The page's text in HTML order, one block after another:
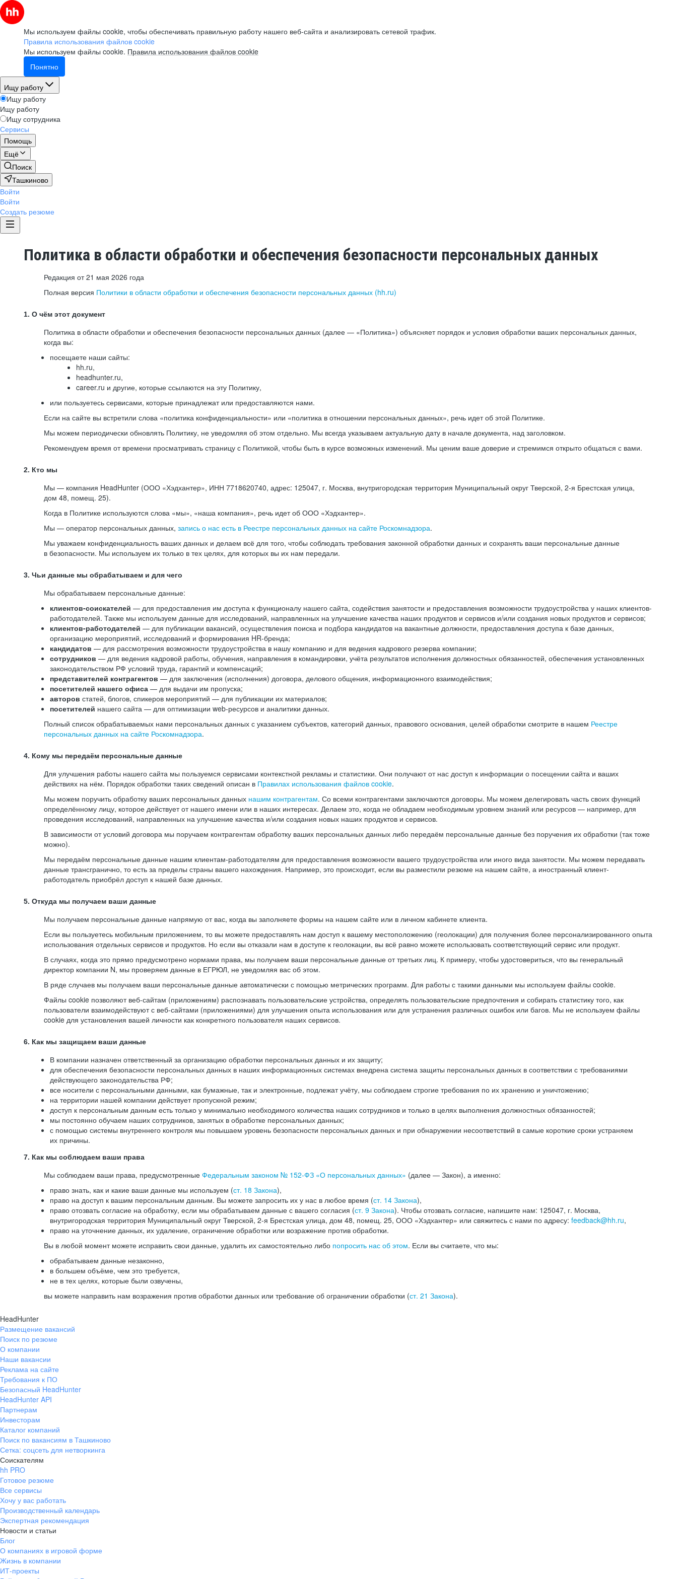
Мы используем файлы cookie, чтобы обеспечивать правильную работу нашего веб-сайта и анализировать сетевой трафик.
Правила использования файлов cookie
Мы используем файлы cookie. Правила использования файлов cookie
Понятно
Ищу работу
Ищу работу
Ищу работу
Ищу сотрудника
Сервисы
Помощь
Ещё
Поиск
Ташкиново
Войти
Войти
Создать резюме
Политика в области обработки и обеспечения безопасности персональных данных
Редакция от 21 мая 2026 года
Полная версия Политики в области обработки и обеспечения безопасности персональных данных (hh.ru)
1. О чём этот документ
Политика в области обработки и обеспечения безопасности персональных данных (далее — «Политика») объясняет порядок и условия обработки ваших персональных данных,
когда вы:
посещаете наши сайты:
hh.ru,
headhunter.ru,
career.ru и другие, которые ссылаются на эту Политику,
или пользуетесь сервисами, которые принадлежат или предоставляются нами.
Если на сайте вы встретили слова «политика конфиденциальности» или «политика в отношении персональных данных», речь идет об этой Политике.
Мы можем периодически обновлять Политику, не уведомляя об этом отдельно. Мы всегда указываем актуальную дату в начале документа, над заголовком.
Рекомендуем время от времени просматривать страницу с Политикой, чтобы быть в курсе возможных изменений. Мы ценим ваше доверие и стремимся открыто общаться с вами.
2. Кто мы
Мы — компания HeadHunter (ООО «Хэдхантер», ИНН 7718620740, адрес: 125047, г. Москва, внутригородская территория Муниципальный округ Тверской, 2-я Брестская улица,
дом 48, помещ. 25).
Когда в Политике используются слова «мы», «наша компания», речь идет об ООО «Хэдхантер».
Мы — оператор персональных данных, запись о нас есть в Реестре персональных данных на сайте Роскомнадзора.
Мы уважаем конфиденциальность ваших данных и делаем всё для того, чтобы соблюдать требования законной обработки данных и сохранять ваши персональные данные
в безопасности. Мы используем их только в тех целях, для которых вы их нам передали.
3. Чьи данные мы обрабатываем и для чего
Мы обрабатываем персональные данные:
клиентов-соискателей — для предоставления им доступа к функционалу нашего сайта, содействия занятости и предоставления возможности трудоустройства у наших клиентов-
работодателей. Также мы используем данные для исследований, направленных на улучшение качества наших продуктов и сервисов и/или создания новых продуктов и сервисов;
клиентов-работодателей — для публикации вакансий, осуществления поиска и подбора кандидатов на вакантные должности, предоставления доступа к базе данных,
организацию мероприятий, исследований и формирования HR-бренда;
кандидатов — для рассмотрения возможности трудоустройства в нашу компанию и для ведения кадрового резерва компании;
сотрудников — для ведения кадровой работы, обучения, направления в командировки, учёта результатов исполнения должностных обязанностей, обеспечения установленных
законодательством РФ условий труда, гарантий и компенсаций;
представителей контрагентов — для заключения (исполнения) договора, делового общения, информационного взаимодействия;
посетителей нашего офиса — для выдачи им пропуска;
авторов статей, блогов, спикеров мероприятий — для публикации их материалов;
посетителей нашего сайта — для оптимизации web-ресурсов и аналитики данных.
Полный список обрабатываемых нами персональных данных с указанием субъектов, категорий данных, правового основания, целей обработки смотрите в нашем Реестре
персональных данных на сайте Роскомнадзора.
4. Кому мы передаём персональные данные
Для улучшения работы нашего сайта мы пользуемся сервисами контекстной рекламы и статистики. Они получают от нас доступ к информации о посещении сайта и ваших
действиях на нём. Порядок обработки таких сведений описан в Правилах использования файлов cookie.
Мы можем поручить обработку ваших персональных данных нашим контрагентам. Со всеми контрагентами заключаются договоры. Мы можем делегировать часть своих функций
определённому лицу, которое действует от нашего имени или в наших интересах. Делаем это, когда не обладаем необходимым уровнем знаний или ресурсов — например, для
проведения исследований, направленных на улучшение качества и/или создания новых наших продуктов и сервисов.
В зависимости от условий договора мы поручаем контрагентам обработку ваших персональных данных либо передаём персональные данные без поручения их обработки (так тоже
можно).
Мы передаём персональные данные нашим клиентам-работодателям для предоставления возможности вашего трудоустройства или иного вида занятости. Мы можем передавать
данные трансгранично, то есть за пределы страны вашего нахождения. Например, это происходит, если вы разместили резюме на нашем сайте, а иностранный клиент-
работодатель приобрёл доступ к нашей базе данных.
5. Откуда мы получаем ваши данные
Мы получаем персональные данные напрямую от вас, когда вы заполняете формы на нашем сайте или в личном кабинете клиента.
Если вы пользуетесь мобильным приложением, то вы можете предоставлять нам доступ к вашему местоположению (геолокации) для получения более персонализированного опыта
использования отдельных сервисов и продуктов. Но если вы отказали нам в доступе к геолокации, вы всё равно можете использовать соответствующий сервис или продукт.
В случаях, когда это прямо предусмотрено нормами права, мы получаем ваши персональные данные от третьих лиц. К примеру, чтобы удостовериться, что вы генеральный
директор компании N, мы проверяем данные в ЕГРЮЛ, не уведомляя вас об этом.
В ряде случаев мы получаем ваши персональные данные автоматически с помощью метрических программ. Для работы с такими данными мы используем файлы cookie.
Файлы cookie позволяют веб-сайтам (приложениям) распознавать пользовательские устройства, определять пользовательские предпочтения и собирать статистику того, как
пользователи взаимодействуют с веб-сайтами (приложениями) для улучшения опыта использования или для устранения различных ошибок или багов. Мы не используем файлы
cookie для установления вашей личности как конкретного пользователя наших сервисов.
6. Как мы защищаем ваши данные
В компании назначен ответственный за организацию обработки персональных данных и их защиту;
для обеспечения безопасности персональных данных в наших информационных системах внедрена система защиты персональных данных в соответствии с требованиями
действующего законодательства РФ;
все носители с персональными данными, как бумажные, так и электронные, подлежат учёту, мы соблюдаем строгие требования по их хранению и уничтожению;
на территории нашей компании действует пропускной режим;
доступ к персональным данным есть только у минимально необходимого количества наших сотрудников и только в целях выполнения должностных обязанностей;
мы постоянно обучаем наших сотрудников, занятых в обработке персональных данных;
с помощью системы внутреннего контроля мы повышаем уровень безопасности персональных данных и при обнаружении несоответствий в самые короткие сроки устраняем
их причины.
7. Как мы соблюдаем ваши права
Мы соблюдаем ваши права, предусмотренные Федеральным законом № 152-ФЗ «О персональных данных» (далее — Закон), а именно:
право знать, как и какие ваши данные мы используем (ст. 18 Закона),
право на доступ к вашим персональным данным. Вы можете запросить их у нас в любое время (ст. 14 Закона),
право отозвать согласие на обработку, если мы обрабатываем данные с вашего согласия (ст. 9 Закона). Чтобы отозвать согласие, напишите нам: 125047, г. Москва,
внутригородская территория Муниципальный округ Тверской, 2-я Брестская улица, дом 48, помещ. 25, ООО «Хэдхантер» или свяжитесь с нами по адресу: feedback@hh.ru,
право на уточнение данных, их удаление, ограничение обработки или возражение против обработки.
Вы в любой момент можете исправить свои данные, удалить их самостоятельно либо попросить нас об этом. Если вы считаете, что мы:
обрабатываем данные незаконно,
в большем объёме, чем это требуется,
не в тех целях, которые были озвучены,
вы можете направить нам возражения против обработки данных или требование об ограничении обработки (ст. 21 Закона).
HeadHunter
Размещение вакансий
Поиск по резюме
О компании
Наши вакансии
Реклама на сайте
Требования к ПО
Безопасный HeadHunter
HeadHunter API
Партнерам
Инвесторам
Каталог компаний
Поиск по вакансиям в Ташкиново
Сетка: соцсеть для нетворкинга
Соискателям
hh PRO
Готовое резюме
Все сервисы
Хочу у вас работать
Производственный календарь
Экспертная рекомендация
Новости и статьи
Блог
О компаниях в игровой форме
Жизнь в компании
ИТ-проекты